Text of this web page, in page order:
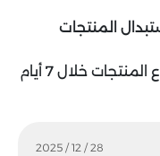
28 / 12 / 2025
المنتجات
نعم، يحق لعملاء basharacare إرجاع المنتجات خلال 7 أيام